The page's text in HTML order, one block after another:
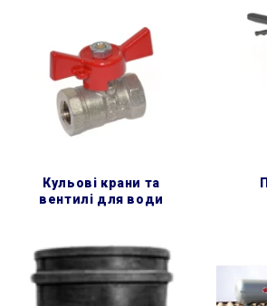
кульові крани та
вентилі для води
промислова